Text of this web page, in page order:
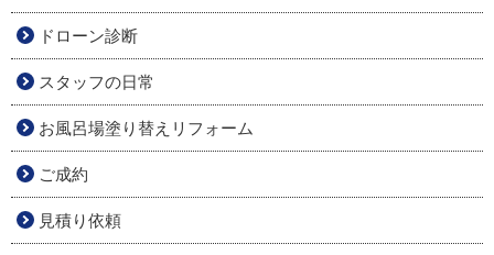
ドローン診断
スタッフの日常
お風呂場塗り替えリフォーム
ご成約
見積り依頼